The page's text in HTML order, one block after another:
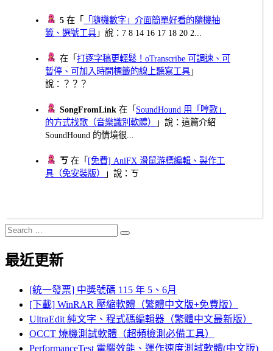
5 在「
「隨機數字」介面簡單好看的隨機抽
籤、選號工具 」說：7 8 14 16 17 18 20 2...
在「打逐字稿更輕鬆！oTranscribe 可調速、可
暫停、可加入時間標籤的線上聽寫工具 」
說：？？？
SongFromLink 在「 SoundHound 用「哼歌」
的方式找歌（音樂識別軟體）
」說：這篇介紹
SoundHound 的情境很...
ㄎ 在「 [免費] AniFX 滑鼠游標編輯、製作工
具（免安裝版）
」說：ㄎ
Search
for:
Search
最近更新
[統一發票] 中獎號碼 115 年 5、6月
[下載] WinRAR 壓縮軟體（繁體中文版+免費版）
UltraEdit 純文字、程式碼編輯器（繁體中文最新版）
OCCT 燒機測試軟體（超頻檢測必備工具）
PerformanceTest 電腦效能、運作速度測試軟體(中文版)